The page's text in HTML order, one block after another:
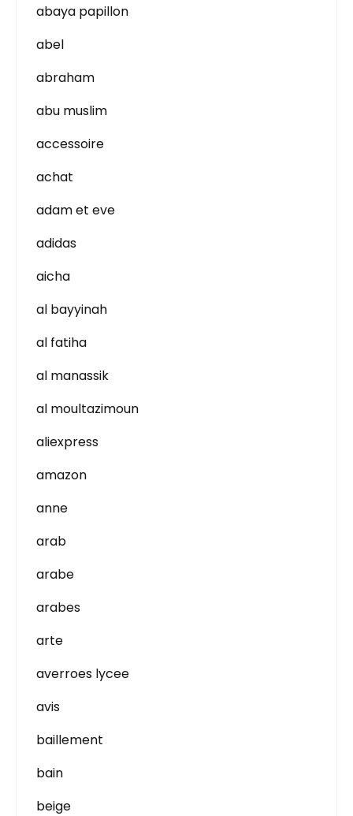
abaya papillon
abel
abraham
abu muslim
accessoire
achat
adam et eve
adidas
aicha
al bayyinah
al fatiha
al manassik
al moultazimoun
aliexpress
amazon
anne
arab
arabe
arabes
arte
averroes lycee
avis
baillement
bain
beige